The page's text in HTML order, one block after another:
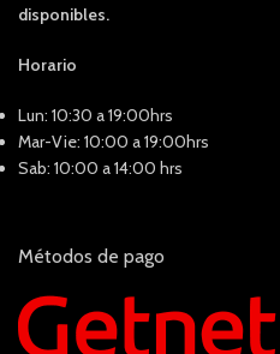
disponibles.
Horario
Lun: 10:30 a 19:00hrs
Mar-Vie: 10:00 a 19:00hrs
Sab: 10:00 a 14:00 hrs
Métodos de pago